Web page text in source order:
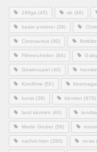
180ga (45) ak (48)
beate prettner(38)
Coronavirus (90) filmblitz
Filmneuheiten (64)
Gewinnspiel (40)
Kinofilme (50)
kunst (38) kärnten (676)
land kärnten (46)
Martin Gruber (58)
nachrichten (280) news